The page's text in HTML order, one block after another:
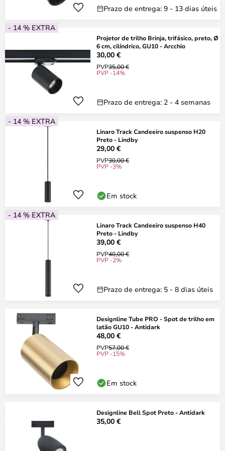
Prazo de entrega: 9 - 13 dias úteis
- 14 % EXTRA
Projetor de trilho Brinja, trifásico, preto, Ø
6 cm, cilíndrico, GU10 - Arcchio
30,00 €
PVP35,00 €
PVP -14%
Prazo de entrega: 2 - 4 semanas
- 14 % EXTRA
Linaro Track Candeeiro suspenso H20
Preto - Lindby
29,00 €
PVP30,00 €
PVP -3%
Em stock
- 14 % EXTRA
Linaro Track Candeeiro suspenso H40
Preto - Lindby
39,00 €
PVP40,00 €
PVP -2%
Prazo de entrega: 5 - 8 dias úteis
Designline Tube PRO - Spot de trilho em
latão GU10 - Antidark
48,00 €
PVP57,00 €
PVP -15%
Em stock
Designline Bell Spot Preto - Antidark
35,00 €